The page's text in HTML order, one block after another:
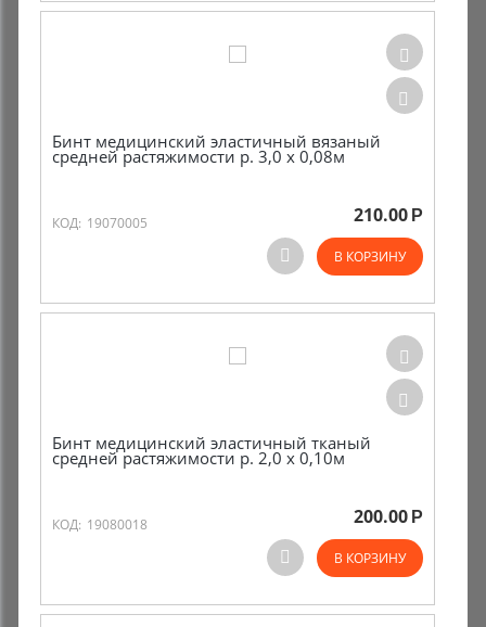
Бинт медицинский эластичный вязаный
средней растяжимости р. 3,0 х 0,08м
КОД: 19070005 210.00 Р
В КОРЗИНУ
Бинт медицинский эластичный тканый
средней растяжимости р. 2,0 х 0,10м
КОД: 19080018 200.00 Р
В КОРЗИНУ